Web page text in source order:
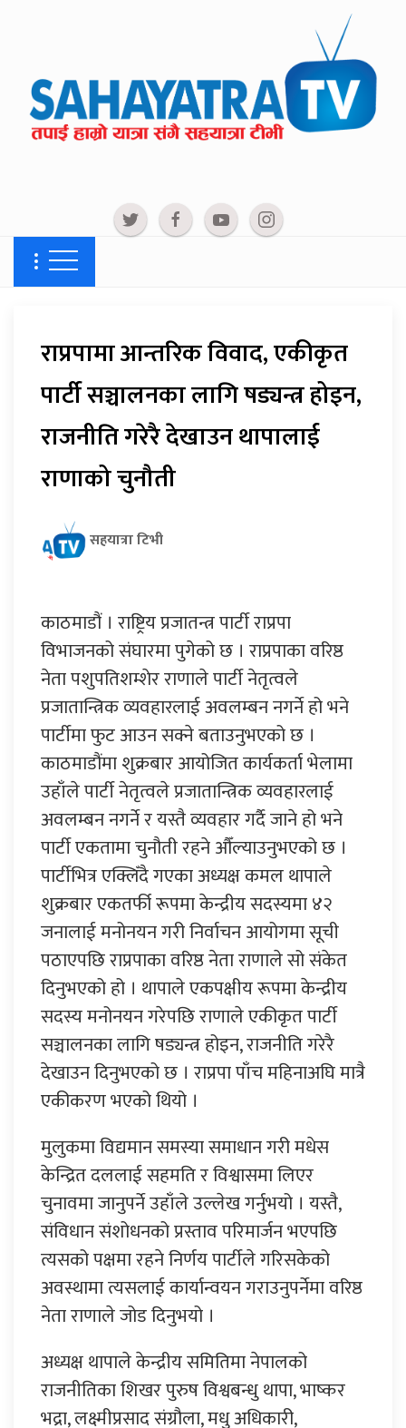
राप्रपामा आन्तरिक विवाद, एकीकृत
पार्टी सञ्चालनका लागि षड्यन्त्र होइन,
राजनीति गरेरै देखाउन थापालाई
राणाको चुनौती
सहयात्रा टिभी
काठमाडौं । राष्ट्रिय प्रजातन्त्र पार्टी राप्रपा
विभाजनको संघारमा पुगेको छ । राप्रपाका वरिष्ठ
नेता पशुपतिशम्शेर राणाले पार्टी नेतृत्वले
प्रजातान्त्रिक व्यवहारलाई अवलम्बन नगर्ने हो भने
पार्टीमा फुट आउन सक्ने बताउनुभएको छ ।
काठमाडौंमा शुक्रबार आयोजित कार्यकर्ता भेलामा
उहाँले पार्टी नेतृत्वले प्रजातान्त्रिक व्यवहारलाई
अवलम्बन नगर्ने र यस्तै व्यवहार गर्दै जाने हो भने
पार्टी एकतामा चुनौती रहने औँल्याउनुभएको छ ।
पार्टीभित्र एक्लिँदै गएका अध्यक्ष कमल थापाले
शुक्रबार एकतर्फी रूपमा केन्द्रीय सदस्यमा ४२
जनालाई मनोनयन गरी निर्वाचन आयोगमा सूची
पठाएपछि राप्रपाका वरिष्ठ नेता राणाले सो संकेत
दिनुभएको हो । थापाले एकपक्षीय रूपमा केन्द्रीय
सदस्य मनोनयन गरेपछि राणाले एकीकृत पार्टी
सञ्चालनका लागि षड्यन्त्र होइन, राजनीति गरेरै
देखाउन दिनुभएको छ । राप्रपा पाँच महिनाअघि मात्रै
एकीकरण भएको थियो ।
मुलुकमा विद्यमान समस्या समाधान गरी मधेस
केन्द्रित दललाई सहमति र विश्वासमा लिएर
चुनावमा जानुपर्ने उहाँले उल्लेख गर्नुभयो । यस्तै,
संविधान संशोधनको प्रस्ताव परिमार्जन भएपछि
त्यसको पक्षमा रहने निर्णय पार्टीले गरिसकेको
अवस्थामा त्यसलाई कार्यान्वयन गराउनुपर्नेमा वरिष्ठ
नेता राणाले जोड दिनुभयो ।
अध्यक्ष थापाले केन्द्रीय समितिमा नेपालको
राजनीतिका शिखर पुरुष विश्वबन्धु थापा, भाष्कर
भद्रा, लक्ष्मीप्रसाद संग्रौला, मधु अधिकारी,